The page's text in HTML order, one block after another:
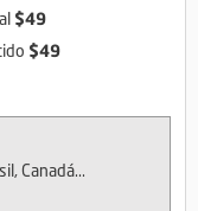
$49
$49
Canadá...